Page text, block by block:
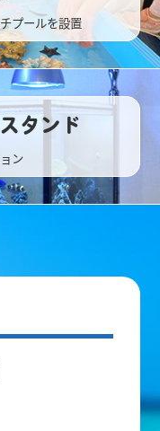
プールを設置
タンド
ン